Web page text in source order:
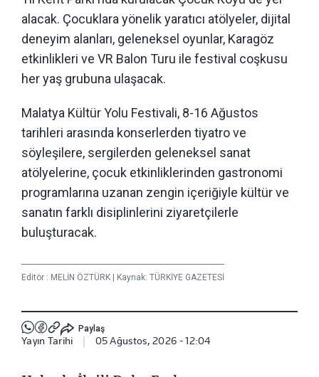
alacak. Çocuklara yönelik yaratıcı atölyeler, dijital
deneyim alanları, geleneksel oyunlar, Karagöz
etkinlikleri ve VR Balon Turu ile festival coşkusu
her yaş grubuna ulaşacak.
Malatya Kültür Yolu Festivali, 8-16 Ağustos
tarihleri arasında konserlerden tiyatro ve
söyleşilere, sergilerden geleneksel sanat
atölyelerine, çocuk etkinliklerinden gastronomi
programlarına uzanan zengin içeriğiyle kültür ve
sanatın farklı disiplinlerini ziyaretçilerle
buluşturacak.
Editör : MELİN ÖZTÜRK Kaynak: TÜRKİYE GAZETESİ
Paylaş
Yayın Tarihi 05 Ağustos, 2026 - 12:04